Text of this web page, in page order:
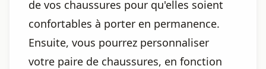
de vos chaussures pour qu'elles soient
confortables à porter en permanence.
Ensuite, vous pourrez personnaliser
votre paire de chaussures, en fonction